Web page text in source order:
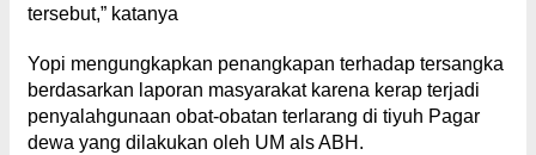
tersebut,” katanya
Yopi mengungkapkan penangkapan terhadap tersangka
berdasarkan laporan masyarakat karena kerap terjadi
penyalahgunaan obat-obatan terlarang di tiyuh Pagar
dewa yang dilakukan oleh UM als ABH.